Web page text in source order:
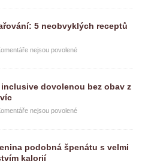
5 neobvyklých receptů
nejsou povolené
dovolenou bez obav z
nejsou povolené
podobná špenátu s velmi
kalorií